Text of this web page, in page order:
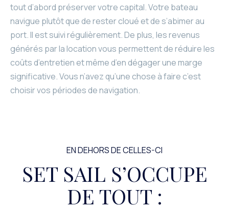
tout d’abord préserver votre capital. Votre bateau
navigue plutôt que de rester cloué et de s’abimer au
port. Il est suivi régulièrement. De plus, les revenus
générés par la location vous permettent de réduire les
coûts d’entretien et même d’en dégager une marge
significative. Vous n’avez qu’une chose à faire c’est
choisir vos périodes de navigation.
EN DEHORS DE CELLES-CI
SET SAIL S’OCCUPE
DE TOUT :